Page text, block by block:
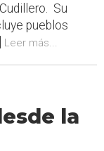
Su
pueblos
Leer más...
la